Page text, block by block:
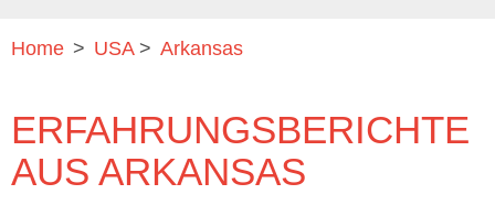
Home > USA> Arkansas
ERFAHRUNGSBERICHTE
AUS ARKANSAS